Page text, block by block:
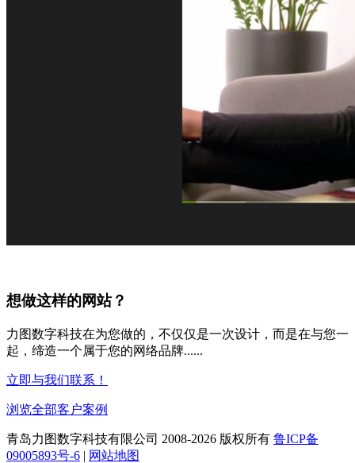
想做这样的网站？
力图数字科技在为您做的，不仅仅是一次设计，而是在与您一
起，缔造一个属于您的网络品牌......
立即与我们联系！
浏览全部客户案例
青岛力图数字科技有限公司 2008-2026 版权所有 鲁ICP备
09005893号-6 | 网站地图